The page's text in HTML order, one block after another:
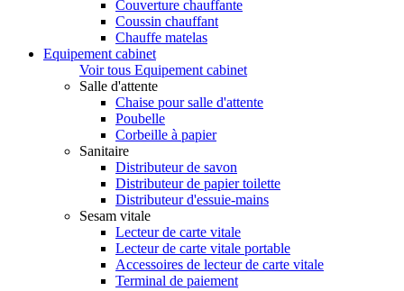
Couverture chauffante
Coussin chauffant
Chauffe matelas
Equipement cabinet
Voir tous Equipement cabinet
Salle d'attente
Chaise pour salle d'attente
Poubelle
Corbeille à papier
Sanitaire
Distributeur de savon
Distributeur de papier toilette
Distributeur d'essuie-mains
Sesam vitale
Lecteur de carte vitale
Lecteur de carte vitale portable
Accessoires de lecteur de carte vitale
Terminal de paiement